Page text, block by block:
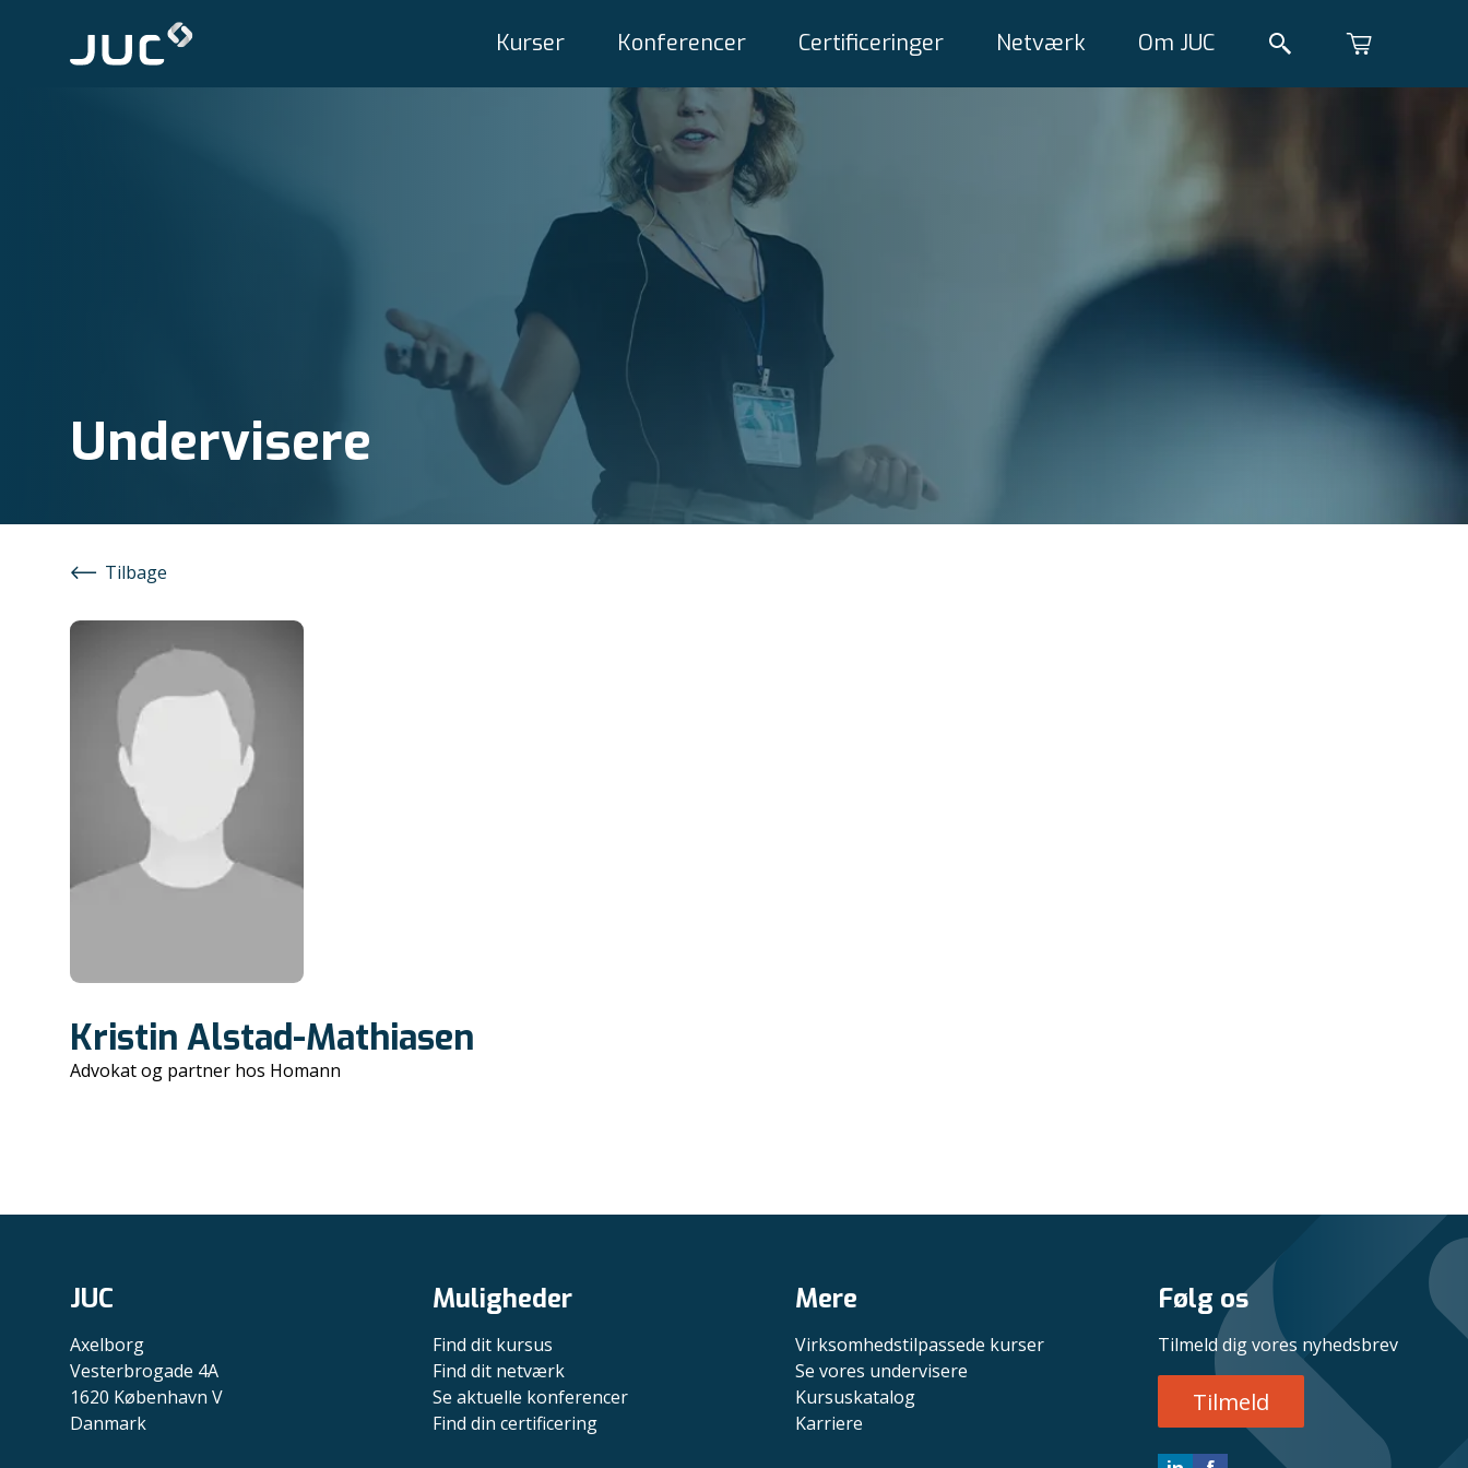
Kurser Konferencer Certificeringer Netværk Om JUC
Undervisere
Tilbage
Kristin Alstad-Mathiasen
Advokat og partner hos Homann
JUC
Axelborg
Vesterbrogade 4A
1620 København V
Danmark
Muligheder
Find dit kursus
Find dit netværk
Se aktuelle konferencer
Find din certificering
Mere
Virksomhedstilpassede kurser
Se vores undervisere
Kursuskatalog
Karriere
Følg os
Tilmeld dig vores nyhedsbrev
Tilmeld